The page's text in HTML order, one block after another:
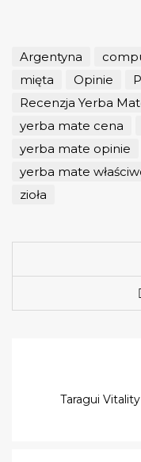
Argentyna
mięta
Opinie
Recenzja Yerba
yerba mate cena
yerba mate opinie
yerba mate
zioła
Taragui